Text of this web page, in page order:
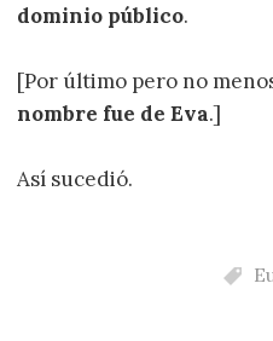
dominio público.
[Por último pero no
nombre fue de Eva.]
Así sucedió.